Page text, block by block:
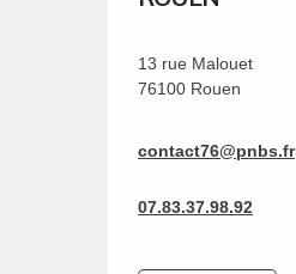
13 rue Malouet
76100 Rouen
contact76@pnbs.fr
07.83.37.98.92